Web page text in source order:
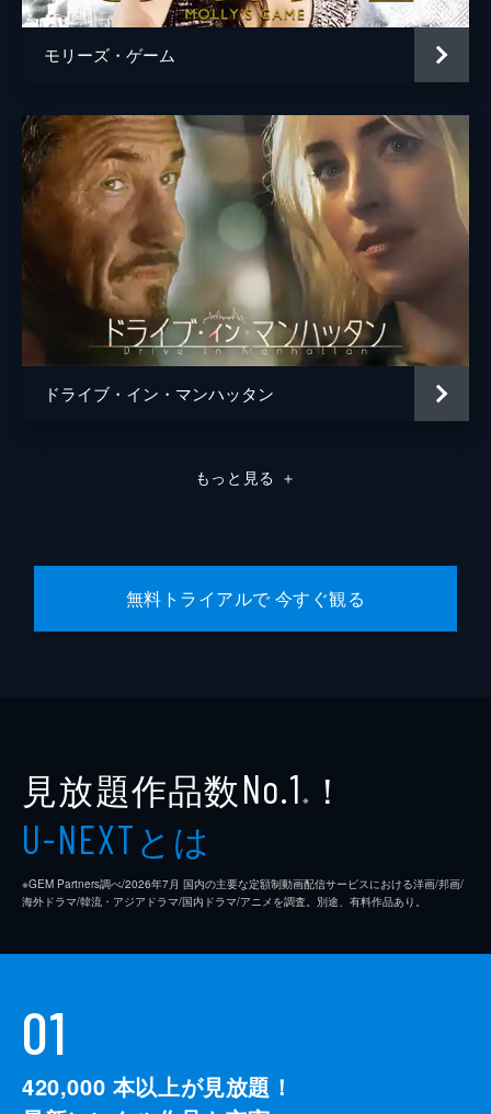
モリーズ・ゲーム
ドライブ・イン・マンハッタン
もっと見る ＋
無料トライアルで 今すぐ観る
見放題作品数No.1 ※ ！
U-NEXTとは
※GEM Partners調べ/2026年7⽉ 国内の主要な定額制動画配信サービスにおける洋画/邦画/
海外ドラマ/韓流・アジアドラマ/国内ドラマ/アニメを調査。別途、有料作品あり。
01
420,000 本以上が見放題！